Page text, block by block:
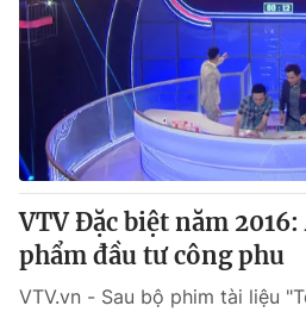
VTV Đặc biệt năm
phẩm đầu tư công phu
VTV.vn - Sau bộ phim tài liệu